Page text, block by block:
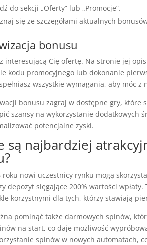
do sekcji „Oferty” lub „Promocje”.
się ze szczegółami aktualnych
bonusu
interesującą Cię ofertę. Na stronie jej
kodu promocyjnego lub dokonanie
wszystkie wymagania, aby móc z
bonusu zagraj w dostępne gry, które
szansy na wykorzystanie dodatkowych
potencjalne zyski.
są najbardziej
roku nowi uczestnicy rynku mogą
depozyt sięgające 200% wartości
korzystnymi dla tych, którzy stawiają
pominąć także darmowych spinów,
na start, co daje możliwość
spinów w nowych automatach,